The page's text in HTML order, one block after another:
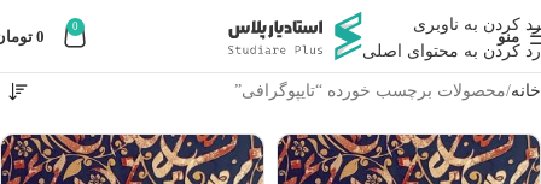
رد کردن به ناوبری
رد کردن به محتوای اصلی
منو
0
0
خانه محصولات برچسب خورده “تایپوگرافی”